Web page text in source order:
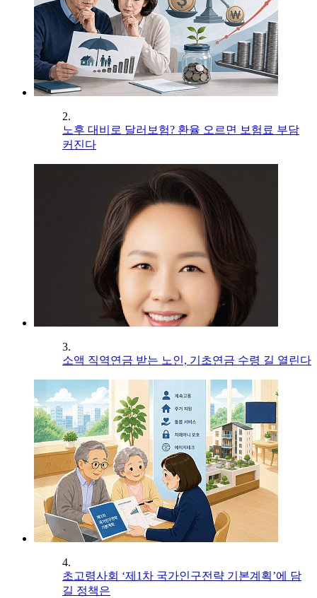
2.
노후 대비로 달러보험? 환율 오르면 보험료 부담
커진다
3.
소액 직역연금 받는 노인, 기초연금 수령 길 열린다
4.
초고령사회 ‘제1차 국가인구전략 기본계획’에 담
길 정책은